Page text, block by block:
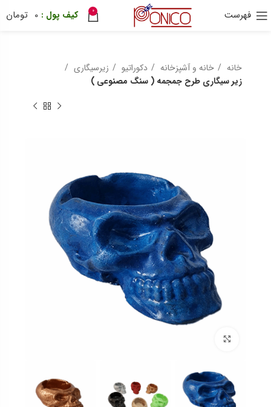
فهرست 0
0 تومان
خانه خانه و آشپزخانه دکوراتیو
زیرسیگاری
زیر سیگاری طرح جمجمه ( سنگ مصنوعی )
30 هزار تومان
ترب پی